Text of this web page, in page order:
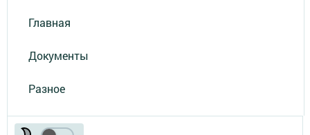
Главная
Документы
Разное